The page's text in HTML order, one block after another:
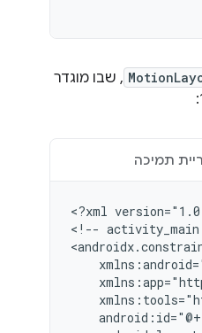
, שבו מוגדר
תמיכה
<?xml
<!--